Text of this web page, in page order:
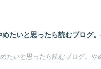
めたいと思ったら読むブログ
たいと思ったら読むブログ。